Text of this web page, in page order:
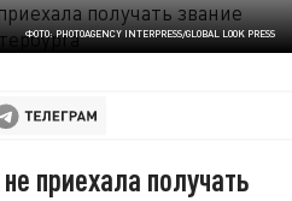
ФОТО: PHOTOAGENCY INTERPRESS/GLOBAL LOOK PRESS
приехала получать